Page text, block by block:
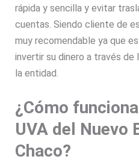
rápida y sencilla y evitar
cuentas. Siendo cliente de
muy recomendable ya que
invertir su dinero a través
la entidad.
¿Cómo
UVA del Nuevo
Chaco?